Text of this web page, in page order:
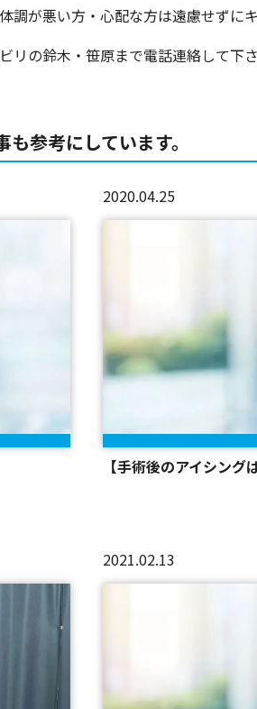
が悪い方・心配な方は遠慮せずに
リの鈴木・笹原まで電話連絡して下
参考にしています。
2020.04.25
【手術後のアイシング
2021.02.13